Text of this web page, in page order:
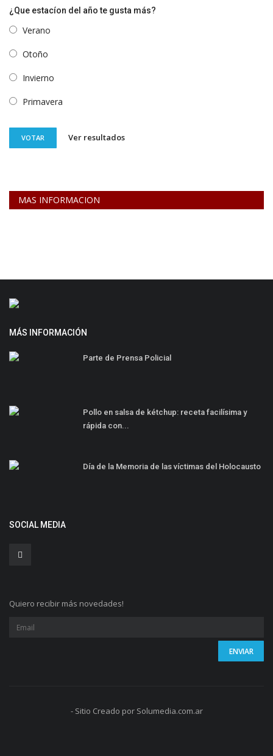
¿Que estacíon del año te gusta más?
Verano
Otoño
Invierno
Primavera
VOTAR Ver resultados
MAS INFORMACION
MÁS INFORMACIÓN
Parte de Prensa Policial
Pollo en salsa de kétchup: receta facilísima y
rápida con...
Día de la Memoria de las víctimas del Holocausto
SOCIAL MEDIA
Quiero recibir más novedades!
- Sitio Creado por Solumedia.com.ar